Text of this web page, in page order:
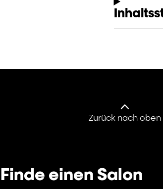
Zurück nach oben
Finde einen Salon